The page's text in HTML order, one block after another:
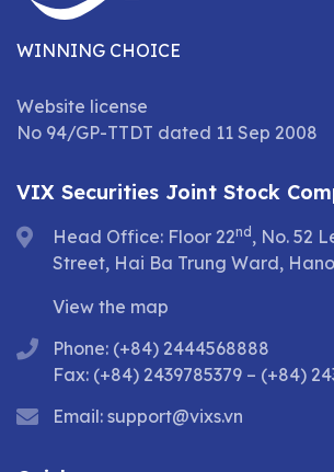
WINNING CHOICE
Website license
No 94/GP-TTDT dated 11 Sep 2008
VIX Securities Joint Stock
Head Office: Floor 22nd , No. 52
Street, Hai Ba Trung Ward,
View the map
Phone: (+84) 2444568888
Fax: (+84) 2439785379 – (+84)
Email: support@vixs.vn